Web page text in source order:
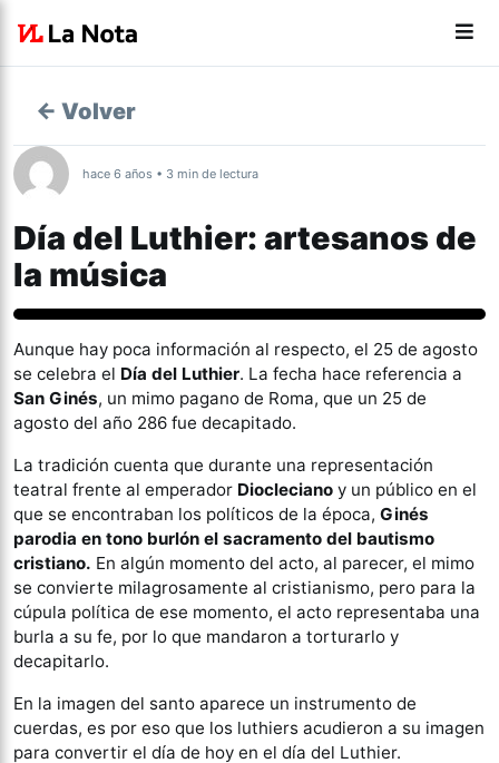
← Volver
hace 6 años • 3 min de lectura
Día del Luthier: artesanos de
la música
Aunque hay poca información al respecto, el 25 de agosto
se celebra el Día del Luthier. La fecha hace referencia a
San Ginés, un mimo pagano de Roma, que un 25 de
agosto del año 286 fue decapitado.
La tradición cuenta que durante una representación
teatral frente al emperador Diocleciano y un público en el
que se encontraban los políticos de la época, Ginés
parodia en tono burlón el sacramento del bautismo
cristiano. En algún momento del acto, al parecer, el mimo
se convierte milagrosamente al cristianismo, pero para la
cúpula política de ese momento, el acto representaba una
burla a su fe, por lo que mandaron a torturarlo y
decapitarlo.
En la imagen del santo aparece un instrumento de
cuerdas, es por eso que los luthiers acudieron a su imagen
para convertir el día de hoy en el día del Luthier.